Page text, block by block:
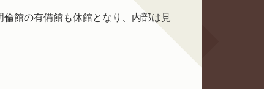
館の有備館も休館となり、内部は見